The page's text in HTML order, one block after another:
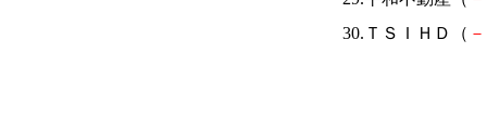
30.ＴＳＩＨＤ（ －